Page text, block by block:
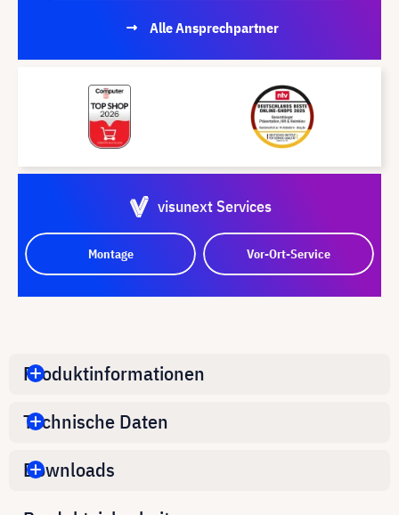
Alle Ansprechpartner
visunext Services
Montage Vor-Ort-Service
Produktinformationen
Technische Daten
Downloads